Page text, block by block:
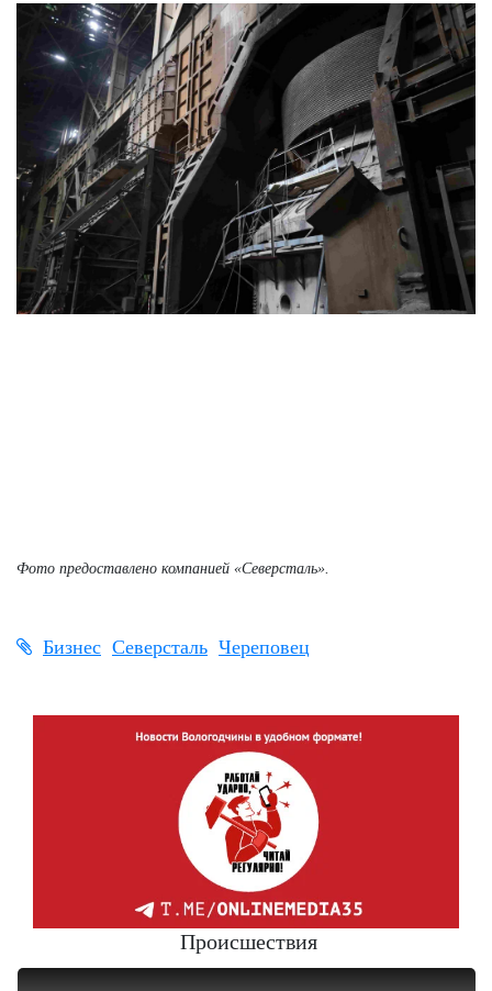
Фото предоставлено компанией «Северсталь».
Бизнес Северсталь Череповец
Происшествия